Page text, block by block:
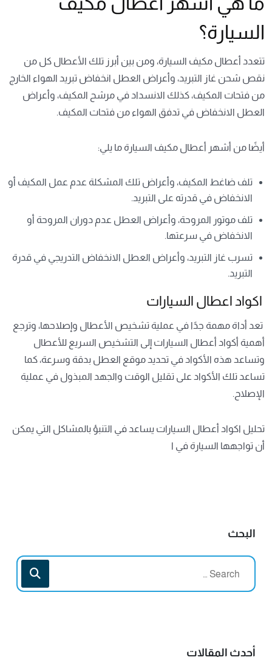
السيارة؟
تتعدد أعطال مكيف السيارة، ومن بين أبرز تلك الأعطال كل من
نقص شحن غاز التبريد، وأعراض العطل انخفاض تبريد الهواء الخارج
من فتحات المكيف، كذلك الانسداد في مرشح المكيف، وأعراض
العطل الانخفاض في تدفق الهواء من فتحات المكيف.
أيضًا من أشهر أعطال مكيف السيارة ما يلي:
تلف ضاغط المكيف، وأعراض تلك المشكلة عدم عمل المكيف أو
الانخفاض في قدرته على التبريد.
تلف موتور المروحة، وأعراض العطل عدم دوران المروحة أو
الانخفاض في سرعتها.
تسرب غاز التبريد، وأعراض العطل الانخفاض التدريجي في قدرة
التبريد.
اكواد اعطال السيارات
تعد أداة مهمة جدًا في عملية تشخيص الأعطال وإصلاحها، وترجع
أهمية أكواد أعطال السيارات إلى التشخيص السريع للأعطال
وتساعد هذه الأكواد في تحديد موقع العطل بدقة وسرعة، كما
تساعد تلك الأكواد على تقليل الوقت والجهد المبذول في عملية
الإصلاح.
تحليل اكواد أعطال السيارات يساعد في التنبؤ بالمشاكل التي يمكن
أن تواجهها السيارة في ا
البحث
أحدث المقالات